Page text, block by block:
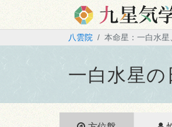
八雲院 本命星：一白水
一白水星の